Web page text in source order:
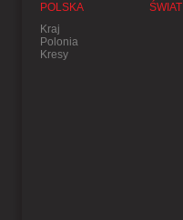
POLSKA
Kraj
Polonia
Kresy
ŚWIAT